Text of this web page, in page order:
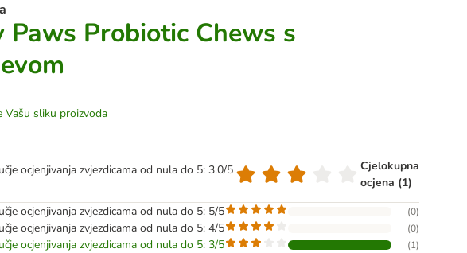
Paws Probiotic Chews s
Vašu sliku proizvoda
ocjenjivanja zvjezdicama od nula do 5: 3.0/5
Cjelokupna
ocjena (1)
ocjenjivanja zvjezdicama od nula do 5: 5/5
(0)
ocjenjivanja zvjezdicama od nula do 5: 4/5 (0)
ocjenjivanja zvjezdicama od nula do 5: 3/5 (1)